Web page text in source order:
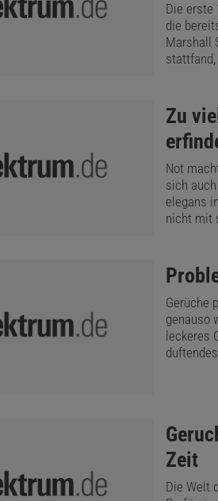
Die erste
die
Marshall
:
Zu
Not
sich
elegans
nicht mit
:
Gerüche
genauso
leckeres
:
Zeit
Die Welt